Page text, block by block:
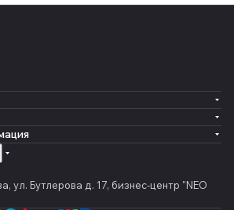
ул. Бутлерова д. 17, бизнес-центр "NEO